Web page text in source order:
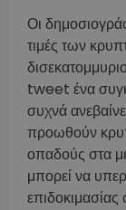
Οι
τιμές των
tweet ένα
συχνά
προωθούν
οπαδούς στα
μπορεί να